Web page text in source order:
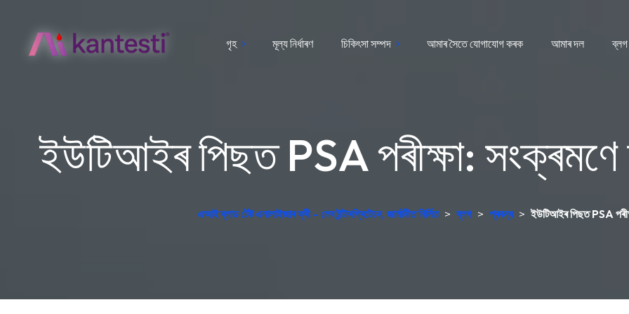
গৃহ মূল্য নিৰ্ধাৰণ চিকিৎসা সম্পদ আমাৰ সৈতে যোগাযোগ কৰক আমাৰ দল ব্লগ
ইউটিআইৰ পিছত PSA পৰীক্ষা: সংক্ৰমণে
এআই ব্লাড টেষ্ট এনালাইজাৰ ফ্ৰী – লেব ইন্টাৰপ্ৰিটেচন, জাৰ্মানীত নিৰ্মিত > ব্লগ > প্ৰবন্ধ > ইউটিআইৰ পিছত PSA